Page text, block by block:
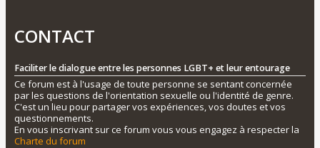
CONTACT
Faciliter le dialogue entre les personnes LGBT+ et leur entourage
Ce forum est à l'usage de toute personne se sentant concernée
par les questions de l'orientation sexuelle ou l'identité de genre.
C'est un lieu pour partager vos expériences, vos doutes et vos
questionnements.
En vous inscrivant sur ce forum vous vous engagez à respecter la
Charte du forum